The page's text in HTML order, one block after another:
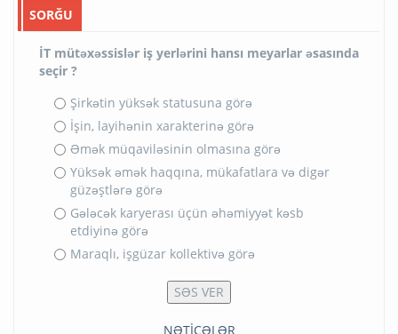
SORĞU
İT mütəxəssislər iş yerlərini hansı meyarlar əsasında
seçir ?
Şirkətin yüksək statusuna görə
İşin, layihənin xarakterinə görə
Əmək müqaviləsinin olmasına görə
Yüksək əmək haqqına, mükafatlara və digər
güzəştlərə görə
Gələcək karyerası üçün əhəmiyyət kəsb
etdiyinə görə
Maraqlı, işgüzar kollektivə görə
NƏTİCƏLƏR